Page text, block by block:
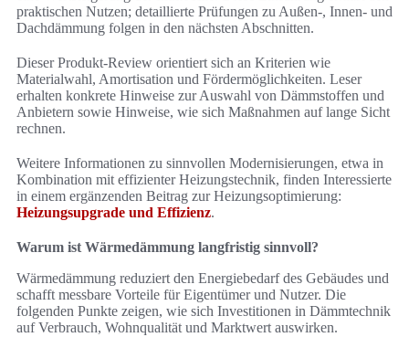
praktischen Nutzen; detaillierte Prüfungen zu Außen-, Innen- und
Dachdämmung folgen in den nächsten Abschnitten.
Dieser Produkt-Review orientiert sich an Kriterien wie
Materialwahl, Amortisation und Fördermöglichkeiten. Leser
erhalten konkrete Hinweise zur Auswahl von Dämmstoffen und
Anbietern sowie Hinweise, wie sich Maßnahmen auf lange Sicht
rechnen.
Weitere Informationen zu sinnvollen Modernisierungen, etwa in
Kombination mit effizienter Heizungstechnik, finden Interessierte
in einem ergänzenden Beitrag zur Heizungsoptimierung:
Heizungsupgrade und Effizienz.
Warum ist Wärmedämmung langfristig sinnvoll?
Wärmedämmung reduziert den Energiebedarf des Gebäudes und
schafft messbare Vorteile für Eigentümer und Nutzer. Die
folgenden Punkte zeigen, wie sich Investitionen in Dämmtechnik
auf Verbrauch, Wohnqualität und Marktwert auswirken.